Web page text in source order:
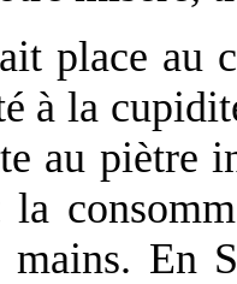
place au
à la
au piètre
En